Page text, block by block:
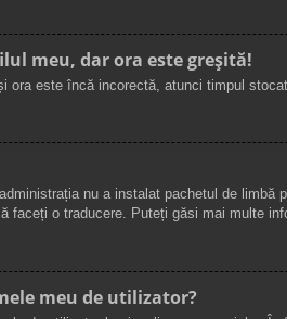
meu, dar ora este greșită!
ora este încă incorectă, atunci timpul
nu a instalat pachetul de
faceți o traducere. Puteți găsi mai multe
meu de utilizator?